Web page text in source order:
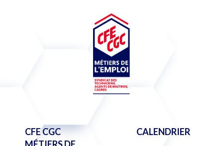
CFE CGC
CALENDRIER